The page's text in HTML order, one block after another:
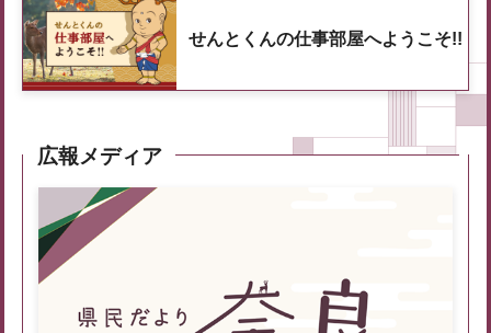
せんとくんの仕事部屋へようこそ!!
広報メディア